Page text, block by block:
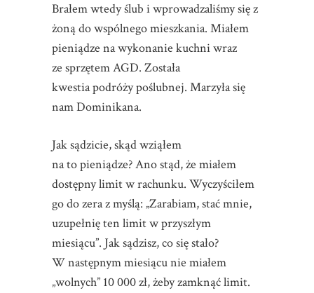
Brałem wtedy ślub i wprowadzaliśmy się z
żoną do wspólnego mieszkania. Miałem
pieniądze na wykonanie kuchni wraz
ze sprzętem AGD. Została
kwestia podróży poślubnej. Marzyła się
nam Dominikana.
Jak sądzicie, skąd wziąłem
na to pieniądze? Ano stąd, że miałem
dostępny limit w rachunku. Wyczyściłem
go do zera z myślą: „Zarabiam, stać mnie,
uzupełnię ten limit w przyszłym
miesiącu”. Jak sądzisz, co się stało?
W następnym miesiącu nie miałem
„wolnych” 10 000 zł, żeby zamknąć limit.